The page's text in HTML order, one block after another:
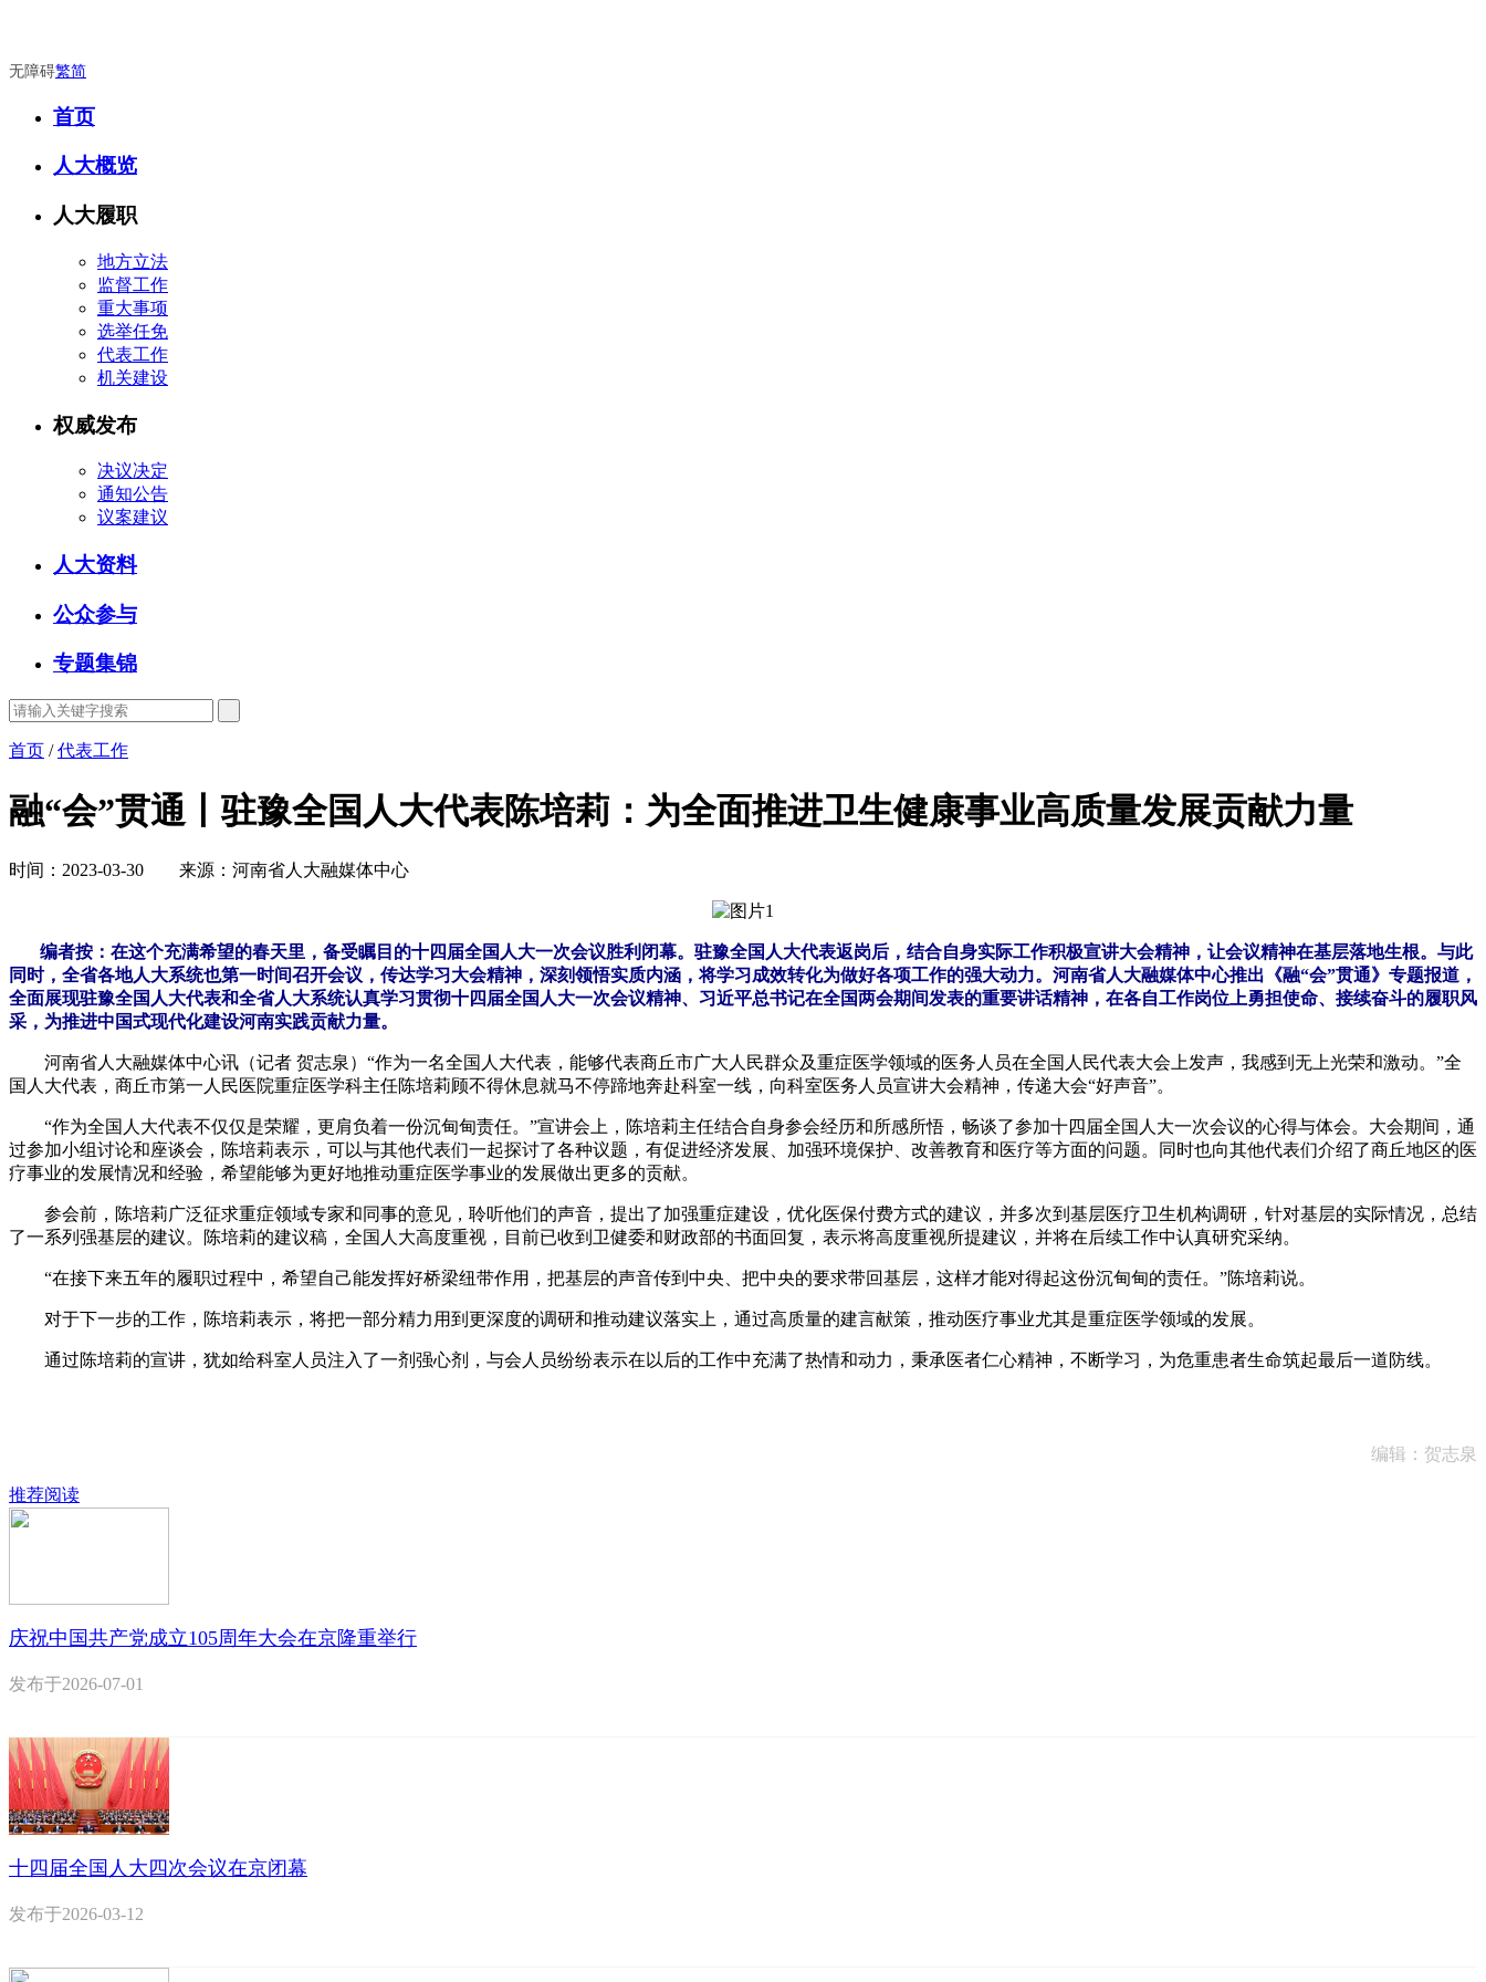
无障碍繁简
首页
人大概览
人大履职
地方立法
监督工作
重大事项
选举任免
代表工作
机关建设
权威发布
决议决定
通知公告
议案建议
人大资料
公众参与
专题集锦
首页 /代表工作
融“会”贯通丨驻豫全国人大代表陈培莉：为全面推进卫生健康事业高质量发展贡献力量
时间：2023-03-30 来源：河南省人大融媒体中心
编者按：在这个充满希望的春天里，备受瞩目的十四届全国人大一次会议胜利闭幕。驻豫全国人大代表返岗后，结合自身实际工作积极宣讲大会精神，让会议精神在基层落地生根。与此
同时，全省各地人大系统也第一时间召开会议，传达学习大会精神，深刻领悟实质内涵，将学习成效转化为做好各项工作的强大动力。河南省人大融媒体中心推出《融“会”贯通》专题报道，
全面展现驻豫全国人大代表和全省人大系统认真学习贯彻十四届全国人大一次会议精神、习近平总书记在全国两会期间发表的重要讲话精神，在各自工作岗位上勇担使命、接续奋斗的履职风
采，为推进中国式现代化建设河南实践贡献力量。
河南省人大融媒体中心讯（记者 贺志泉）“作为一名全国人大代表，能够代表商丘市广大人民群众及重症医学领域的医务人员在全国人民代表大会上发声，我感到无上光荣和激动。”全
国人大代表，商丘市第一人民医院重症医学科主任陈培莉顾不得休息就马不停蹄地奔赴科室一线，向科室医务人员宣讲大会精神，传递大会“好声音”。
“作为全国人大代表不仅仅是荣耀，更肩负着一份沉甸甸责任。”宣讲会上，陈培莉主任结合自身参会经历和所感所悟，畅谈了参加十四届全国人大一次会议的心得与体会。大会期间，通
过参加小组讨论和座谈会，陈培莉表示，可以与其他代表们一起探讨了各种议题，有促进经济发展、加强环境保护、改善教育和医疗等方面的问题。同时也向其他代表们介绍了商丘地区的医
疗事业的发展情况和经验，希望能够为更好地推动重症医学事业的发展做出更多的贡献。
参会前，陈培莉广泛征求重症领域专家和同事的意见，聆听他们的声音，提出了加强重症建设，优化医保付费方式的建议，并多次到基层医疗卫生机构调研，针对基层的实际情况，总结
了一系列强基层的建议。陈培莉的建议稿，全国人大高度重视，目前已收到卫健委和财政部的书面回复，表示将高度重视所提建议，并将在后续工作中认真研究采纳。
“在接下来五年的履职过程中，希望自己能发挥好桥梁纽带作用，把基层的声音传到中央、把中央的要求带回基层，这样才能对得起这份沉甸甸的责任。”陈培莉说。
对于下一步的工作，陈培莉表示，将把一部分精力用到更深度的调研和推动建议落实上，通过高质量的建言献策，推动医疗事业尤其是重症医学领域的发展。
通过陈培莉的宣讲，犹如给科室人员注入了一剂强心剂，与会人员纷纷表示在以后的工作中充满了热情和动力，秉承医者仁心精神，不断学习，为危重患者生命筑起最后一道防线。
编辑：贺志泉
推荐阅读
庆祝中国共产党成立105周年大会在京隆重举行
发布于2026-07-01
十四届全国人大四次会议在京闭幕
发布于2026-03-12